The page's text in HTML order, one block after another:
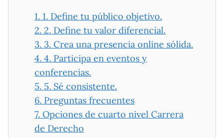
1. 1. Define tu público objetivo.
2. 2. Define tu valor diferencial.
3. 3. Crea una presencia online sólida.
4. 4. Participa en eventos y
conferencias.
5. 5. Sé consistente.
6. Preguntas frecuentes
7. Opciones de cuarto nivel Carrera
de Derecho